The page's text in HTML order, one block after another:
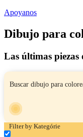
Apoyanos
Dibujo para
Las últimas piezas
Filter by Kategórie